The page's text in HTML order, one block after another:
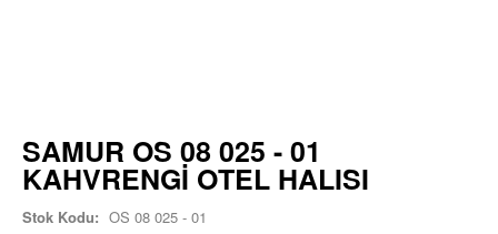
SAMUR OS 08 025 - 01
KAHVRENGI OTEL HALISI
Stok Kodu: OS 08 025 - 01